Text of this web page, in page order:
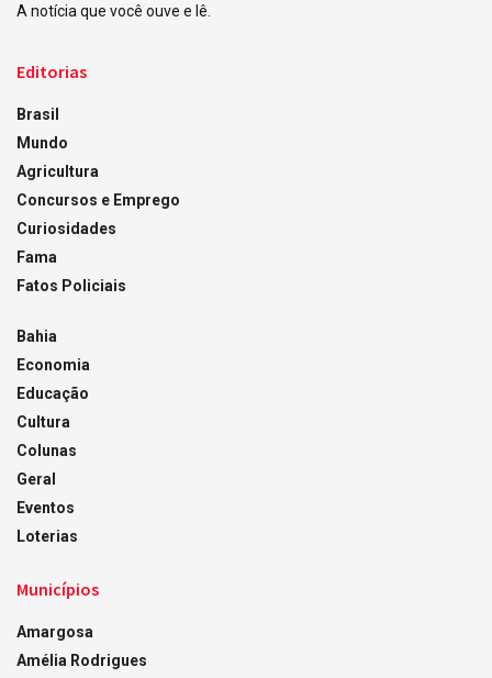
A notícia que você ouve e lê.
Editorias
Brasil
Mundo
Agricultura
Concursos e Emprego
Curiosidades
Fama
Fatos Policiais
Bahia
Economia
Educação
Cultura
Colunas
Geral
Eventos
Loterias
Municípios
Amargosa
Amélia Rodrigues